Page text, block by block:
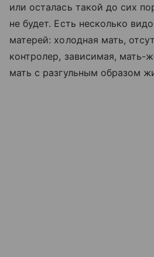
или осталась такой до сих
не будет. Есть несколько
матерей: холодная мать,
контролер, зависимая, мать-
мать с разгульным образом